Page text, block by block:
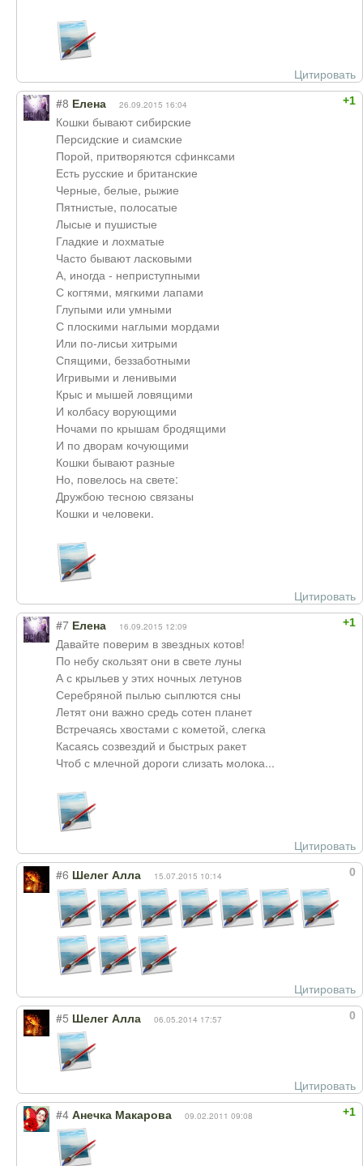
Цитировать
+1
#8 Елена 26.09.2015 16:04
Кошки бывают сибирские
Персидские и сиамские
Порой, притворяются сфинксами
Есть русские и британские
Черные, белые, рыжие
Пятнистые, полосатые
Лысые и пушистые
Гладкие и лохматые
Часто бывают ласковыми
А, иногда - неприступными
С когтями, мягкими лапами
Глупыми или умными
С плоскими наглыми мордами
Или по-лисьи хитрыми
Спящими, беззаботными
Игривыми и ленивыми
Крыс и мышей ловящими
И колбасу ворующими
Ночами по крышам бродящими
И по дворам кочующими
Кошки бывают разные
Но, повелось на свете:
Дружбою тесною связаны
Кошки и человеки.
Цитировать
+1
#7 Елена 16.09.2015 12:09
Давайте поверим в звездных котов!
По небу скользят они в свете луны
А с крыльев у этих ночных летунов
Серебряной пылью сыплются сны
Летят они важно средь сотен планет
Встречаясь хвостами с кометой, слегка
Касаясь созвездий и быстрых ракет
Чтоб с млечной дороги слизать молока...
Цитировать
0
#6 Шелег Алла 15.07.2015 10:14
Цитировать
0
#5 Шелег Алла 06.05.2014 17:57
Цитировать
+1
#4 Анечка Макарова 09.02.2011 09:08